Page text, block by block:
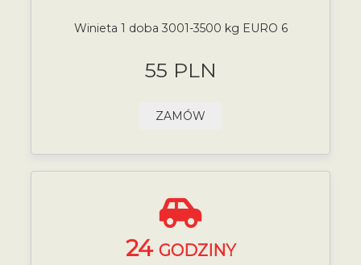
Winieta 1 doba 3001-3500 kg EURO 6
55 PLN
ZAMÓW
24 GODZINY